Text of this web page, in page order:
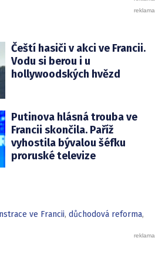
Čeští hasiči v akci ve Francii.
Vodu si berou i u
hollywoodských hvězd
Putinova hlásná trouba ve
Francii skončila. Paříž
vyhostila bývalou šéfku
proruské televize
ve Francii, důchodová reforma,